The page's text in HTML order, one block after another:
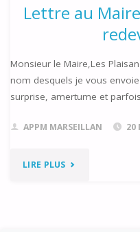
Lettre au
Monsieur le Maire,Les
nom desquels je vous
surprise, amertume et
APPM MARSEILLAN 20
LIRE PLUS"LETTRE